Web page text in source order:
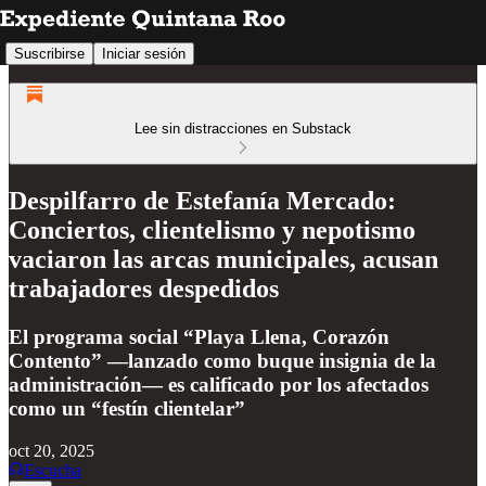
Suscribirse Iniciar sesión
Lee sin distracciones en Substack
Despilfarro de Estefanía Mercado:
Conciertos, clientelismo y nepotismo
vaciaron las arcas municipales, acusan
trabajadores despedidos
El programa social “Playa Llena, Corazón
Contento” —lanzado como buque insignia de la
administración— es calificado por los afectados
como un “festín clientelar”
oct 20, 2025
Escucha